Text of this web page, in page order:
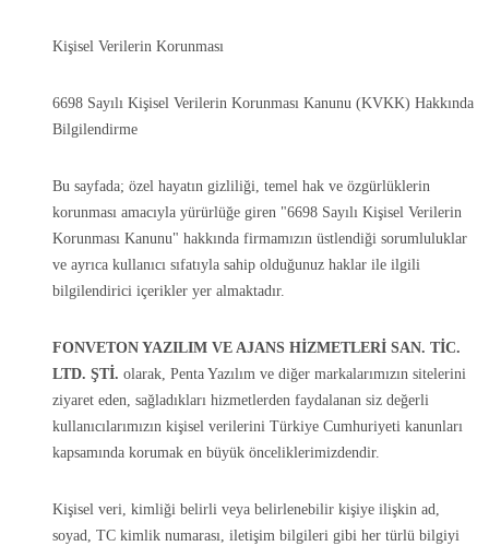
Kişisel Verilerin Korunması
6698 Sayılı Kişisel Verilerin Korunması Kanunu (KVKK) Hakkında
Bilgilendirme
Bu sayfada; özel hayatın gizliliği, temel hak ve özgürlüklerin
korunması amacıyla yürürlüğe giren "6698 Sayılı Kişisel Verilerin
Korunması Kanunu" hakkında firmamızın üstlendiği sorumluluklar
ve ayrıca kullanıcı sıfatıyla sahip olduğunuz haklar ile ilgili
bilgilendirici içerikler yer almaktadır.
FONVETON YAZILIM VE AJANS HİZMETLERİ SAN. TİC.
LTD. ŞTİ. olarak, Penta Yazılım ve diğer markalarımızın sitelerini
ziyaret eden, sağladıkları hizmetlerden faydalanan siz değerli
kullanıcılarımızın kişisel verilerini Türkiye Cumhuriyeti kanunları
kapsamında korumak en büyük önceliklerimizdendir.
Kişisel veri, kimliği belirli veya belirlenebilir kişiye ilişkin ad,
soyad, TC kimlik numarası, iletişim bilgileri gibi her türlü bilgiyi